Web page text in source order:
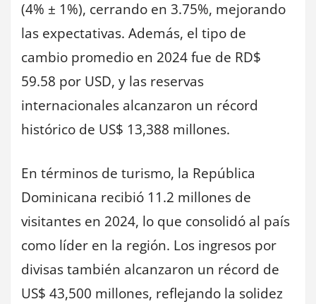
(4% ± 1%), cerrando en 3.75%, mejorando
las expectativas. Además, el tipo de
cambio promedio en 2024 fue de RD$
59.58 por USD, y las reservas
internacionales alcanzaron un récord
histórico de US$ 13,388 millones.
En términos de turismo, la República
Dominicana recibió 11.2 millones de
visitantes en 2024, lo que consolidó al país
como líder en la región. Los ingresos por
divisas también alcanzaron un récord de
US$ 43,500 millones, reflejando la solidez